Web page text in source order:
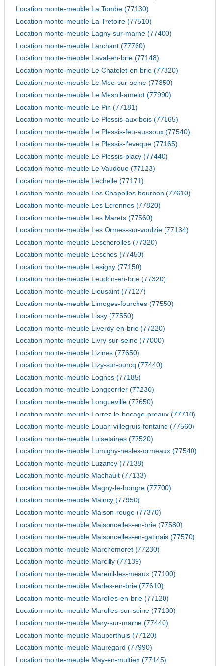
Location monte-meuble La Tombe (77130)
Location monte-meuble La Tretoire (77510)
Location monte-meuble Lagny-sur-marne (77400)
Location monte-meuble Larchant (77760)
Location monte-meuble Laval-en-brie (77148)
Location monte-meuble Le Chatelet-en-brie (77820)
Location monte-meuble Le Mee-sur-seine (77350)
Location monte-meuble Le Mesnil-amelot (77990)
Location monte-meuble Le Pin (77181)
Location monte-meuble Le Plessis-aux-bois (77165)
Location monte-meuble Le Plessis-feu-aussoux (77540)
Location monte-meuble Le Plessis-l'eveque (77165)
Location monte-meuble Le Plessis-placy (77440)
Location monte-meuble Le Vaudoue (77123)
Location monte-meuble Lechelle (77171)
Location monte-meuble Les Chapelles-bourbon (77610)
Location monte-meuble Les Ecrennes (77820)
Location monte-meuble Les Marets (77560)
Location monte-meuble Les Ormes-sur-voulzie (77134)
Location monte-meuble Lescherolles (77320)
Location monte-meuble Lesches (77450)
Location monte-meuble Lesigny (77150)
Location monte-meuble Leudon-en-brie (77320)
Location monte-meuble Lieusaint (77127)
Location monte-meuble Limoges-fourches (77550)
Location monte-meuble Lissy (77550)
Location monte-meuble Liverdy-en-brie (77220)
Location monte-meuble Livry-sur-seine (77000)
Location monte-meuble Lizines (77650)
Location monte-meuble Lizy-sur-ourcq (77440)
Location monte-meuble Lognes (77185)
Location monte-meuble Longperrier (77230)
Location monte-meuble Longueville (77650)
Location monte-meuble Lorrez-le-bocage-preaux (77710)
Location monte-meuble Louan-villegruis-fontaine (77560)
Location monte-meuble Luisetaines (77520)
Location monte-meuble Lumigny-nesles-ormeaux (77540)
Location monte-meuble Luzancy (77138)
Location monte-meuble Machault (77133)
Location monte-meuble Magny-le-hongre (77700)
Location monte-meuble Maincy (77950)
Location monte-meuble Maison-rouge (77370)
Location monte-meuble Maisoncelles-en-brie (77580)
Location monte-meuble Maisoncelles-en-gatinais (77570)
Location monte-meuble Marchemoret (77230)
Location monte-meuble Marcilly (77139)
Location monte-meuble Mareuil-les-meaux (77100)
Location monte-meuble Marles-en-brie (77610)
Location monte-meuble Marolles-en-brie (77120)
Location monte-meuble Marolles-sur-seine (77130)
Location monte-meuble Mary-sur-marne (77440)
Location monte-meuble Mauperthuis (77120)
Location monte-meuble Mauregard (77990)
Location monte-meuble May-en-multien (77145)